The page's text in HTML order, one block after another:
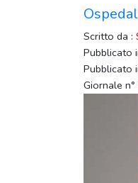
Scritto da :
Pubblicato
Pubblicato
Giornale n°